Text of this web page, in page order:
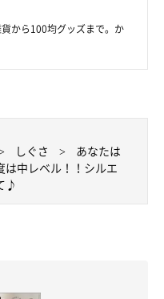
）
ぬ・ねこのきもち」で投稿
から100均グッズまで。か
しぐさ
あなたは
中レベル！！シルエ
♪